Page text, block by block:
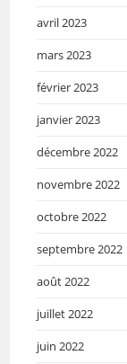
avril 2023
mars 2023
février 2023
janvier 2023
décembre 2022
novembre 2022
octobre 2022
septembre 2022
août 2022
juillet 2022
juin 2022